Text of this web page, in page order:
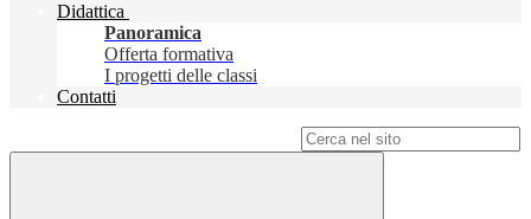
Didattica
Panoramica
Offerta formativa
I progetti delle classi
Contatti